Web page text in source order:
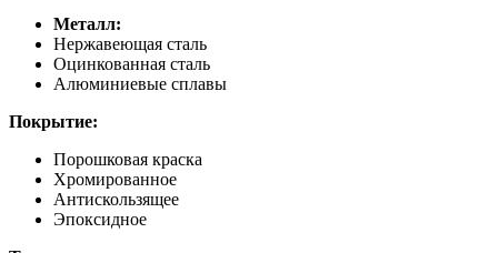
Металл:
Нержавеющая сталь
Оцинкованная сталь
Алюминиевые сплавы
Покрытие:
Порошковая краска
Хромированное
Антискользящее
Эпоксидное